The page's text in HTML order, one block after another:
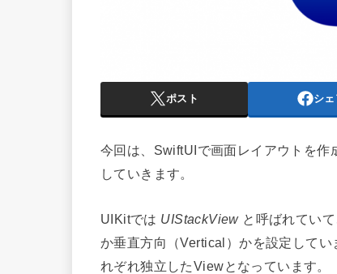
ポスト シェ
今回は、SwiftUIで画面レイアウトを作
していきます。
UIKitでは UIStackViewと呼ばれていて
か垂直方向（Vertical）かを設定して
れぞれ独立したViewとなっています。